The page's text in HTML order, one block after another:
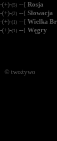
-(+)-(5) --{ Rosja
-(+)-(2) --{ Słowacja
-(+)-(1) --{ Wielka
-(+)-(1) --{ Węgry
© twożywo